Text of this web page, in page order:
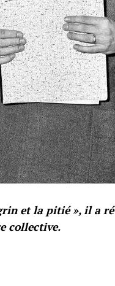
et la pitié », il a
collective.